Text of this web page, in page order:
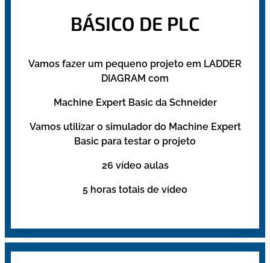
BÁSICO DE PLC
Vamos fazer um pequeno projeto em LADDER
DIAGRAM com
Machine Expert Basic da Schneider
Vamos utilizar o simulador do Machine Expert
Basic para testar o projeto
26 vídeo aulas
5 horas totais de vídeo